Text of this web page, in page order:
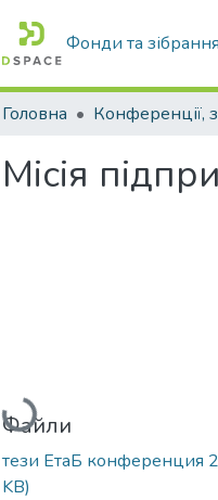
Фонди та зібрання
Головна
Місія
Вантажиться...
Файли
тези ЕтаБ конференция
KB)